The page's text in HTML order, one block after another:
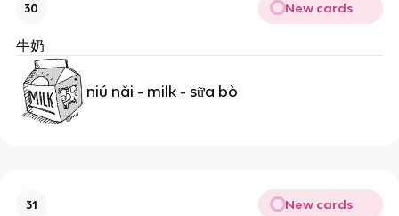
30 New cards
牛奶
niú nǎi - milk - sữa bò
31 New cards